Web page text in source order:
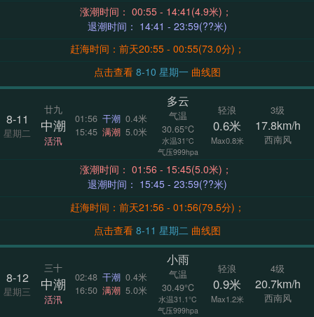
涨潮时间： 00:55 - 14:41(4.9米)；
退潮时间： 14:41 - 23:59(??米)
赶海时间：前天20:55 - 00:55(73.0分)；
点击查看
8-10 星期一 曲线图
8-11
星期二
廿九
中潮
活汛
01:56 干潮 0.4米
15:45 满潮 5.0米
多云
气温
30.65°C
水温31°C
气压999hpa
轻浪
0.6米
Max0.8米
3级
17.8km/h
西南风
涨潮时间： 01:56 - 15:45(5.0米)；
退潮时间： 15:45 - 23:59(??米)
赶海时间：前天21:56 - 01:56(79.5分)；
点击查看
8-11 星期二 曲线图
8-12
星期三
三十
中潮
活汛
02:48 干潮 0.4米
16:50 满潮 5.0米
小雨
气温
30.49°C
水温31.1°C
气压999hpa
轻浪
0.9米
Max1.2米
4级
20.7km/h
西南风